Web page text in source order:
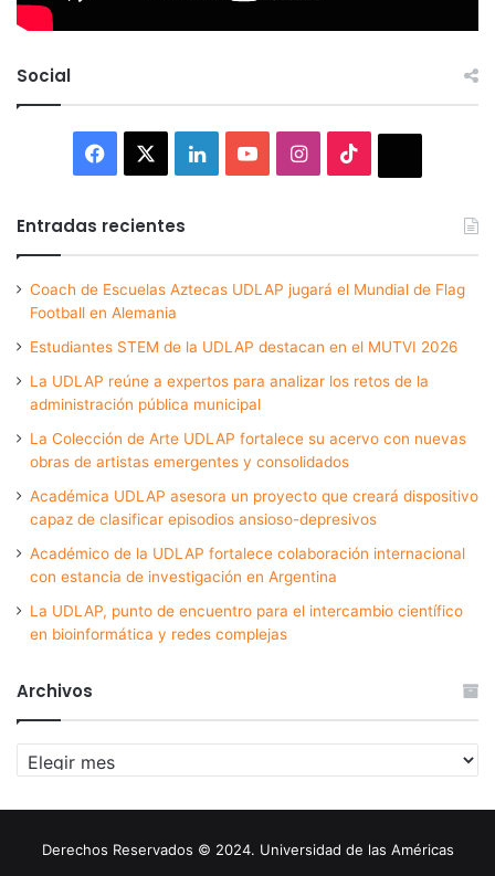
Social
Facebook LinkedInYouTubeInstagram
Entradas recientes
Coach de Escuelas Aztecas UDLAP jugará el Mundial de Flag
Football en Alemania
Estudiantes STEM de la UDLAP destacan en el MUTVI 2026
La UDLAP reúne a expertos para analizar los retos de la
administración pública municipal
La Colección de Arte UDLAP fortalece su acervo con nuevas
obras de artistas emergentes y consolidados
Académica UDLAP asesora un proyecto que creará dispositivo
capaz de clasificar episodios ansioso-depresivos
Académico de la UDLAP fortalece colaboración internacional
con estancia de investigación en Argentina
La UDLAP, punto de encuentro para el intercambio científico
en bioinformática y redes complejas
Archivos
Archivos
Derechos Reservados © 2024. Universidad de las Américas